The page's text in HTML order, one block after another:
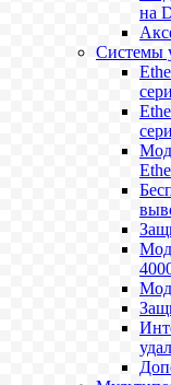
на
Системы